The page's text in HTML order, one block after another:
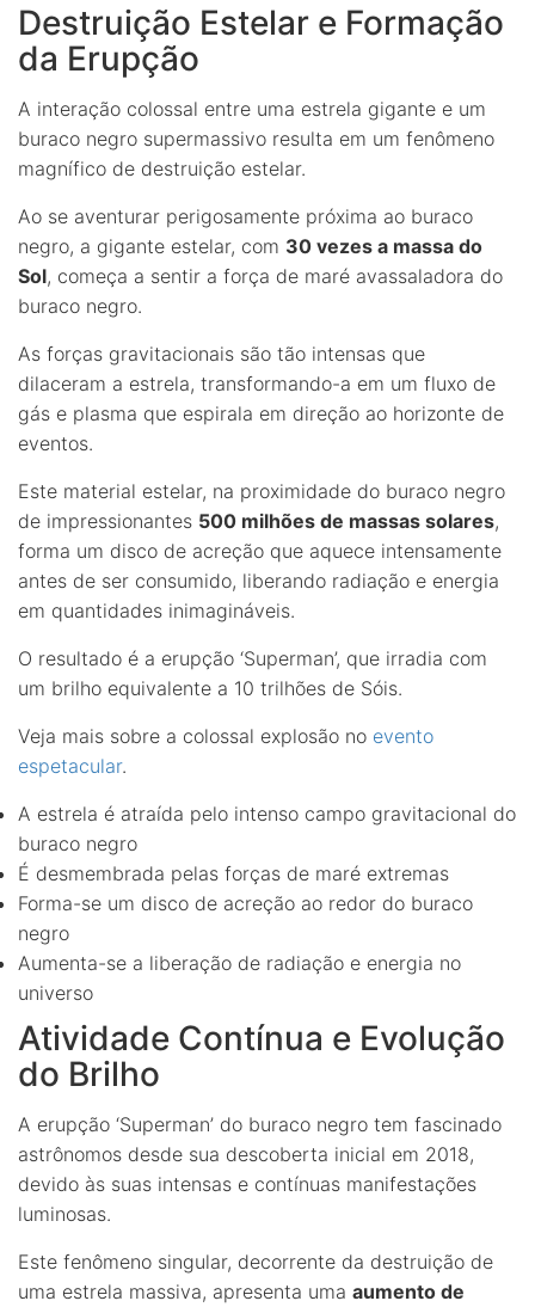
Destruição Estelar e Formação
da Erupção
A interação colossal entre uma estrela gigante e um
buraco negro supermassivo resulta em um fenômeno
magnífico de destruição estelar.
Ao se aventurar perigosamente próxima ao buraco
negro, a gigante estelar, com 30 vezes a massa do
Sol, começa a sentir a força de maré avassaladora do
buraco negro.
As forças gravitacionais são tão intensas que
dilaceram a estrela, transformando-a em um fluxo de
gás e plasma que espirala em direção ao horizonte de
eventos.
Este material estelar, na proximidade do buraco negro
de impressionantes 500 milhões de massas solares,
forma um disco de acreção que aquece intensamente
antes de ser consumido, liberando radiação e energia
em quantidades inimagináveis.
O resultado é a erupção ‘Superman’, que irradia com
um brilho equivalente a 10 trilhões de Sóis.
Veja mais sobre a colossal explosão no evento
espetacular.
A estrela é atraída pelo intenso campo gravitacional do
buraco negro
É desmembrada pelas forças de maré extremas
Forma-se um disco de acreção ao redor do buraco
negro
Aumenta-se a liberação de radiação e energia no
universo
Atividade Contínua e Evolução
do Brilho
A erupção ‘Superman’ do buraco negro tem fascinado
astrônomos desde sua descoberta inicial em 2018,
devido às suas intensas e contínuas manifestações
luminosas.
Este fenômeno singular, decorrente da destruição de
uma estrela massiva, apresenta uma aumento de